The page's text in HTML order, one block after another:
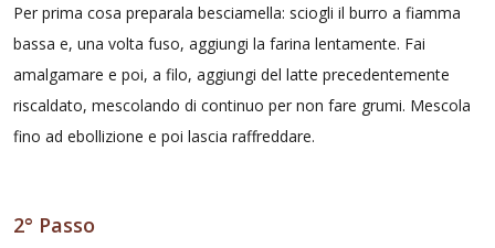
Per prima cosa preparala besciamella: sciogli il burro a fiamma
bassa e, una volta fuso, aggiungi la farina lentamente. Fai
amalgamare e poi, a filo, aggiungi del latte precedentemente
riscaldato, mescolando di continuo per non fare grumi. Mescola
fino ad ebollizione e poi lascia raffreddare.
2° Passo